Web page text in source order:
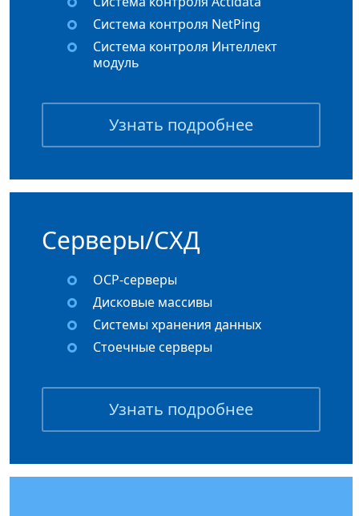
Система контроля NetPing
Система контроля Интеллект
модуль
Узнать подробнее
Серверы/СХД
OCP-серверы
Дисковые массивы
Системы хранения данных
Стоечные серверы
Узнать подробнее